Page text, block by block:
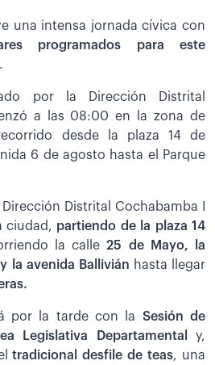
una intensa jornada cívica con
programados para este
.
por la Dirección Distrital
a las 08:00 en la zona de
desde la plaza 14 de
6 de agosto hasta el Parque
Distrital Cochabamba I
ciudad, partiendo de la plaza 14
la calle25 de Mayo, la
la avenida Ballivián hasta llegar
por la tarde con la Sesión de
Legislativa Departamental
y,
tradicional desfile de teas, una